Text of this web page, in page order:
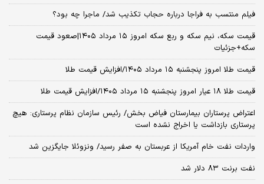
فیلم منتسب به فراجا درباره حجاب تکذیب شد/ ماجرا چه بود؟
قیمت سکه، نیم سکه و ربع سکه امروز ۱۵ مرداد ۱۴۰۵|صعود قیمت
سکه+جزئیات
قیمت طلا امروز پنجشنبه ۱۵ مرداد ۱۴۰۵/افزایش قیمت طلا
قیمت طلا ۱۸ عیار امروز پنجشنبه ۱۵ مرداد ۱۴۰۵/افزایش قیمت طلا
اعتراض پرستاران بیمارستان فیاض بخش/ رئیس سازمان نظام پرستاری: هیچ
پرستاری بازداشت یا اخراج نشده است
واردات نفت خام آمریکا از عربستان به صفر رسید/ ونزوئلا جایگزین شد
نفت برنت ۸۳ دلار شد